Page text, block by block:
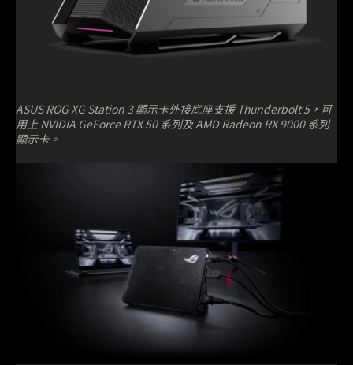
ASUS ROG XG Station 3 顯示卡外接底座支援 Thunderbolt 5，可
用上 NVIDIA GeForce RTX 50 系列及 AMD Radeon RX 9000 系列
顯示卡。